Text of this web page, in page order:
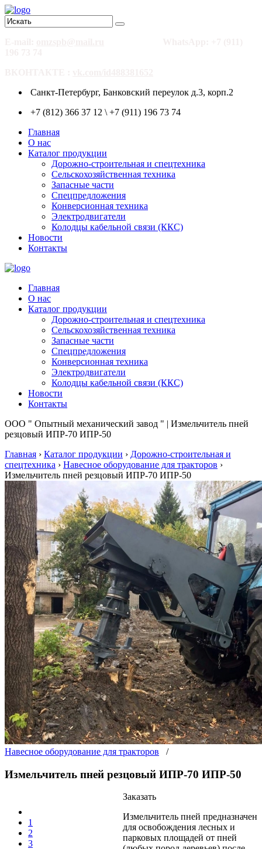
Санкт-Петербург, Банковский переулок д.3, корп.2
+7 (812) 366 37 12 \ +7 (911) 196 73 74
Главная
О нас
Каталог продукции
Дорожно-строительная и спецтехника
Сельскохозяйственная техника
Запасные части
Спецпредложения
Конверсионная техника
Электродвигатели
Колодцы кабельной связи (ККС)
Новости
Контакты
Главная
О нас
Каталог продукции
Дорожно-строительная и спецтехника
Сельскохозяйственная техника
Запасные части
Спецпредложения
Конверсионная техника
Электродвигатели
Колодцы кабельной связи (ККС)
Новости
Контакты
ООО " Опытный механический завод " | Измельчитель пней
резцовый ИПР-70 ИПР-50
Главная › Каталог продукции › Дорожно-строительная и
спецтехника › Навесное оборудование для тракторов ›
Измельчитель пней резцовый ИПР-70 ИПР-50
Навесное оборудование для тракторов /
Измельчитель пней резцовый ИПР-70 ИПР-50
1
2
3
Заказать
Измельчитель пней предназначен
для освобождения лесных и
парковых площадей от пней